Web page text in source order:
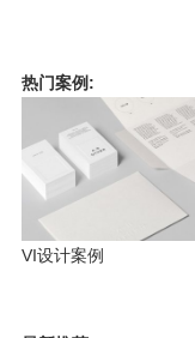
热门案例:
VI设计案例